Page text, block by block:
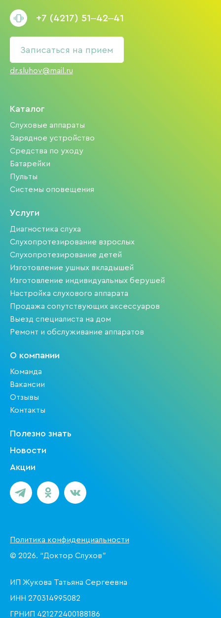
+7 (4217) 51‒42‒41
Записаться на прием
dr.sluhov@mail.ru
Каталог
Слуховые аппараты
Зарядное устройство
Средства по уходу
Батарейки
Пульты
Системы оповещения
Услуги
Диагностика слуха
Слухопротезирование взрослых
Слухопротезирование детей
Изготовление ушных вкладышей
Изготовление индивидуальных берушей
Настройка слухового аппарата
Продажа сопутствующих аксессуаров
Выезд специалиста на дом
Ремонт и обслуживание аппаратов
О компании
Команда
Вакансии
Отзывы
Контакты
Полезно знать
Новости
Акции
Политика конфиденциальности
© 2026. “Доктор Слухов”
ИП Жукова Татьяна Сергеевна
ИНН 270314995082
ГРНИП 421272400188186